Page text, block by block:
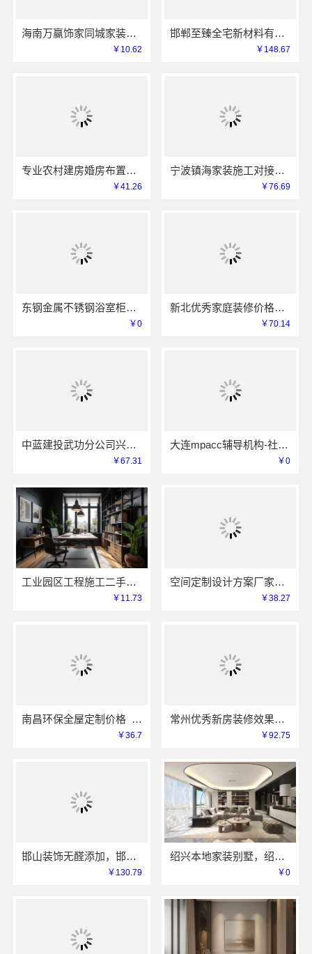
海南万赢饰家同城家装免费勘测，上门规划更贴心
￥10.62
邯郸至臻全宅新材料有限公司助力武安焕新至臻
￥148.67
专业农村建房婚房布置找中蓝建投北京建设有限公司四川
￥41.26
宁波镇海家装施工对接渠道，宁波雅美和居建材科技有限公司
￥76.69
东钢金属不锈钢浴室柜厂家怎么样江苏东钢金属科技详解
￥0
新北优秀家庭装修价格清单，常州宜居佳装饰工程有限公司明细公开
￥70.14
中蓝建投武功分公司兴平装修靠谱全包服务
￥67.31
大连mpacc辅导机构-社科赛斯考研专业辅导机构
￥0
工业园区工程施工二手房全包苏州兔哥哥智装
￥11.73
空间定制设计方案厂家江西圣匠
￥38.27
南昌环保全屋定制价格_江西尚宅尚品
￥36.7
常州优秀新房装修效果图——常州宜居佳装饰
￥92.75
邯山装饰无醛添加，邯郸至臻全宅新材料有限公司源头环保
￥130.79
绍兴本地家装别墅，绍兴卓鑫装饰材料有限公司打造品质生活
￥0